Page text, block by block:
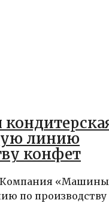
линию
конфет
«Машины
по